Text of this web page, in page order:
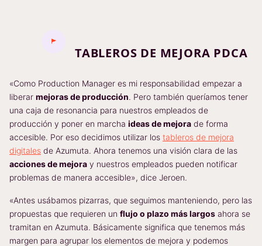
TABLEROS DE MEJORA PDCA
«Como Production Manager es mi responsabilidad empezar a
liberar mejoras de producción. Pero también queríamos tener
una caja de resonancia para nuestros empleados de
producción y poner en marcha ideas de mejora de forma
accesible. Por eso decidimos utilizar los tableros de mejora
digitales de Azumuta. Ahora tenemos una visión clara de las
acciones de mejora y nuestros empleados pueden notificar
problemas de manera accesible», dice Jeroen.
«Antes usábamos pizarras, que seguimos manteniendo, pero las
propuestas que requieren un flujo o plazo más largos ahora se
tramitan en Azumuta. Básicamente significa que tenemos más
margen para agrupar los elementos de mejora y podemos